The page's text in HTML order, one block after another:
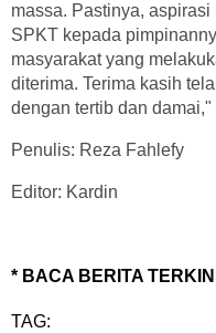
massa. Pastinya,
SPKT kepada
masyarakat yang
diterima. Terima kasih
dengan tertib dan
Penulis: Reza Fahlefy
Editor: Kardin
* BACA BERITA
TAG: